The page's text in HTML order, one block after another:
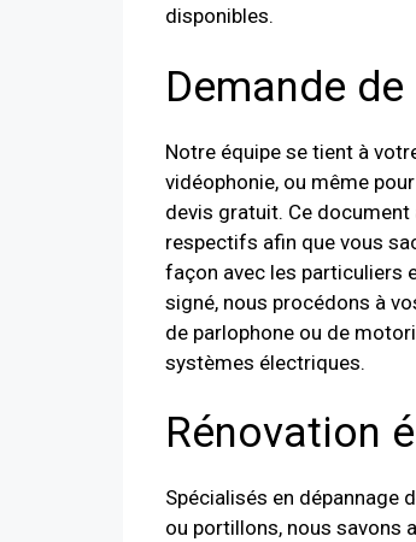
disponibles.
Demande
Notre équipe se tient à
vidéophonie, ou même
devis gratuit. Ce document
respectifs afin que vous
façon avec les particuliers
signé, nous procédons à
de parlophone ou de
systèmes électriques.
Rénovation
Spécialisés en dépannage
ou portillons, nous savons